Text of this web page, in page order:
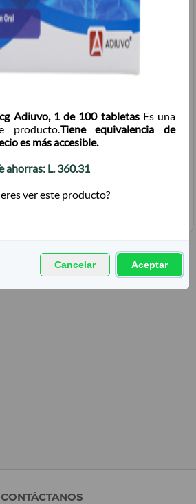
CONTÁCTANOS
Adiuvo, 1 de 100 tabletasEs una
producto.Tiene equivalencia de
es más accesible.
ahorras: L. 360.31
ver este producto?
Cancelar Aceptar